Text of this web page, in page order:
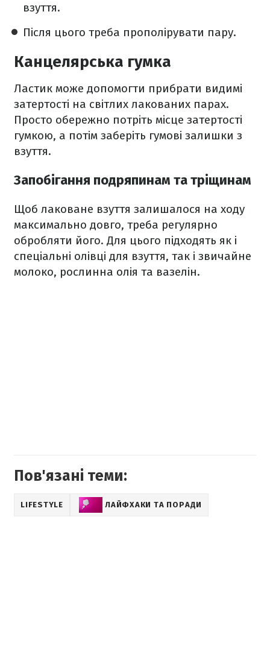
взуття.
Після цього треба прополірувати пару.
Канцелярська гумка
Ластик може допомогти прибрати видимі
затертості на світлих лакованих парах.
Просто обережно потріть місце затертості
гумкою, а потім заберіть гумові залишки з
взуття.
Запобігання подряпинам та тріщинам
Щоб лаковане взуття залишалося на ходу
максимально довго, треба регулярно
обробляти його. Для цього підходять як і
спеціальні олівці для взуття, так і звичайне
молоко, рослинна олія та вазелін.
Пов'язані теми:
LIFESTYLE ЛАЙФХАКИ ТА ПОРАДИ